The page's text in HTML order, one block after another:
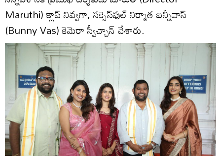
Maruthi) క్లాప్‌ నివ్వగా, సక్సెస్‌ఫుల్ నిర్మాత బన్నీవాస్
(Bunny Vas) కెమెరా స్వీచ్చాన్‌ చేశారు.